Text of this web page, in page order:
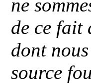
ne
de ce fait
dont
source